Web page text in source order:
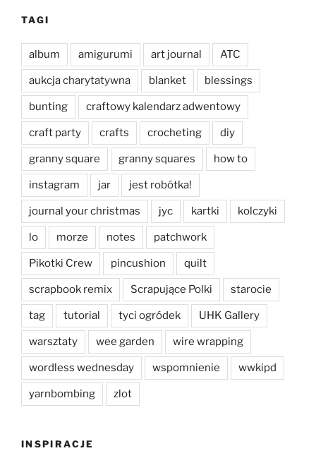
TAGI
album amigurumi art journal ATC
aukcja charytatywna blanket blessings
bunting craftowy kalendarz adwentowy
craft party crafts crocheting diy
granny square granny squares how to
instagram jar jest robótka!
journal your christmas jyc kartki kolczyki
lo morze notes patchwork
Pikotki Crew pincushion quilt
scrapbook remix Scrapujące Polki starocie
tag tutorial tyci ogródek UHK Gallery
warsztaty wee garden wire wrapping
wordless wednesday wspomnienie wwkipd
yarnbombing zlot
INSPIRACJE